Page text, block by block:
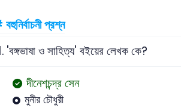
প্রশ্ন
'বঙ্গভাষা ও সাহিত্য' বইয়ের লেখক কে?
দীনেশচন্দ্র সেন
মুনীর চৌধুরী